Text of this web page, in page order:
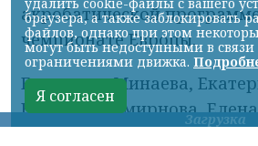
Загрузка
акробатической
чемпионате Европы.
Елизавета Минаева,
Елизавета Смирнова,
Эвелина Симонова, Ольга
браузера, а также заблокировать
файлов, однако при этом
могут быть недоступными в
ограничениями движка.
Я согласен